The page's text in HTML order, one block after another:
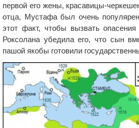
первой его жены, красавицы-
отца, Мустафа был очень
этот факт, чтобы вызвать
Роксолана убедила его, что сын
пашой якобы готовили